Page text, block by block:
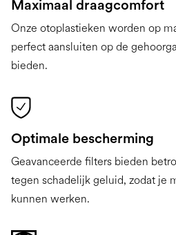
Maximaal draagcomfort
Onze otoplastieken worden op
perfect aansluiten op de
bieden.
Optimale bescherming
Geavanceerde filters bieden
tegen schadelijk geluid, zodat je
kunnen werken.